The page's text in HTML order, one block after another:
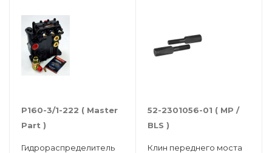
Р160-3/1-222 ( Master
Part )
Гидрораспределитель
52-2301056-01 ( МР /
BLS )
Клин переднего моста